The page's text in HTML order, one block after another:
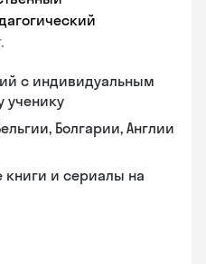
с индивидуальным
ученику
Болгарии, Англии
и сериалы на